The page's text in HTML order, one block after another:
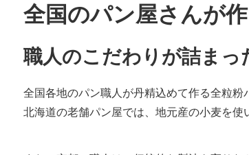
全国のパン屋さんが
職人のこだわりが詰まっ
全国各地のパン職人が丹精込めて作る全粒粉
北海道の老舗パン屋では、地元産の小麦を使